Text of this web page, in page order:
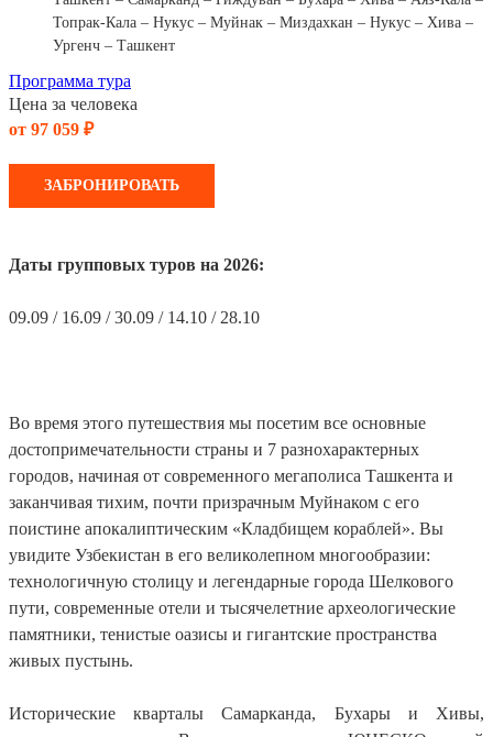
Топрак-Кала – Нукус – Муйнак – Миздахкан – Нукус – Хива –
Ургенч – Ташкент
Программа тура
Цена за человека
от 97 059 ₽
ЗАБРОНИРОВАТЬ
Даты групповых туров на 2026:
09.09 / 16.09 / 30.09 / 14.10 / 28.10
Во время этого путешествия мы посетим все основные
достопримечательности страны и 7 разнохарактерных
городов, начиная от современного мегаполиса Ташкента и
заканчивая тихим, почти призрачным Муйнаком с его
поистине апокалиптическим «Кладбищем кораблей». Вы
увидите Узбекистан в его великолепном многообразии:
технологичную столицу и легендарные города Шелкового
пути, современные отели и тысячелетние археологические
памятники, тенистые оазисы и гигантские пространства
живых пустынь.
Исторические кварталы Самарканда, Бухары и Хивы,